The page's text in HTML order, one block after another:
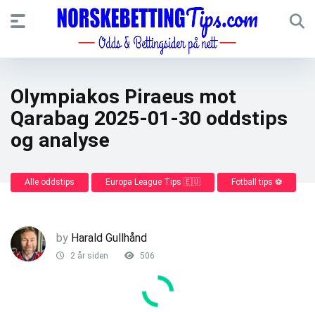
Olympiakos Piraeus mot
Qarabag 2025-01-30 oddstips
og analyse
Alle oddstips Europa League Tips 🇪🇺 Fotball tips ⚽
by Harald Gullhånd
2 år siden 506